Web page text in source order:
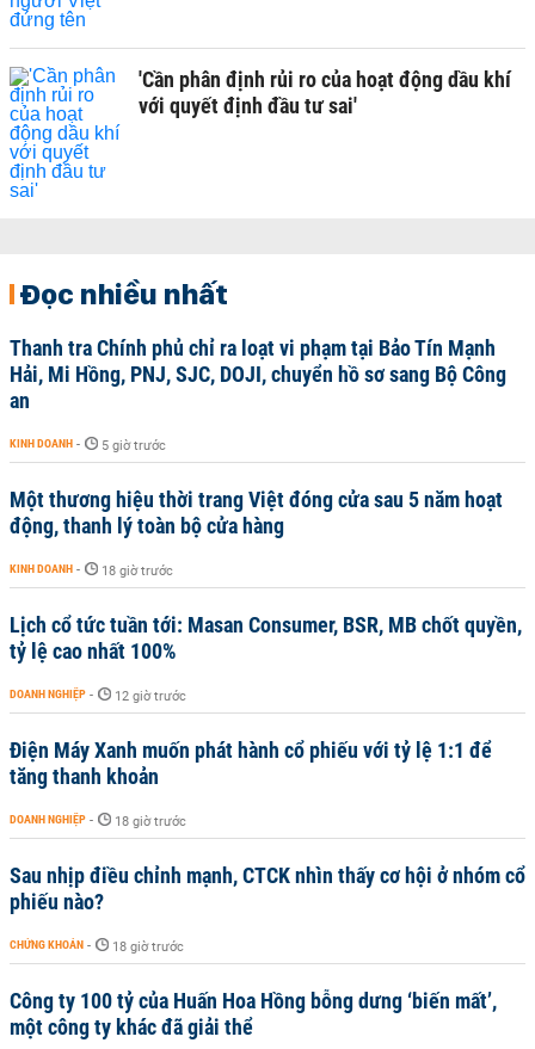
'Cần phân định rủi ro của hoạt động dầu khí
với quyết định đầu tư sai'
Đọc nhiều nhất
Thanh tra Chính phủ chỉ ra loạt vi phạm tại Bảo Tín Mạnh
Hải, Mi Hồng, PNJ, SJC, DOJI, chuyển hồ sơ sang Bộ Công
an
KINH DOANH - 5 giờ trước
Một thương hiệu thời trang Việt đóng cửa sau 5 năm hoạt
động, thanh lý toàn bộ cửa hàng
KINH DOANH - 18 giờ trước
Lịch cổ tức tuần tới: Masan Consumer, BSR, MB chốt quyền,
tỷ lệ cao nhất 100%
DOANH NGHIỆP - 12 giờ trước
Điện Máy Xanh muốn phát hành cổ phiếu với tỷ lệ 1:1 để
tăng thanh khoản
DOANH NGHIỆP - 18 giờ trước
Sau nhịp điều chỉnh mạnh, CTCK nhìn thấy cơ hội ở nhóm cổ
phiếu nào?
CHỨNG KHOÁN - 18 giờ trước
Công ty 100 tỷ của Huấn Hoa Hồng bỗng dưng ‘biến mất’,
một công ty khác đã giải thể